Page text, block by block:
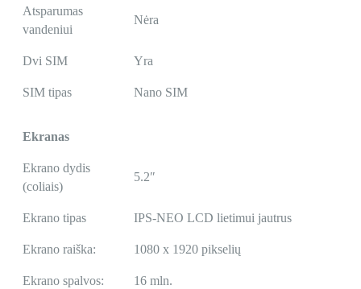
Atsparumas
vandeniui
Nėra
Dvi SIM Yra
SIM tipas Nano SIM
Ekranas
Ekrano dydis
(coliais)
5.2″
Ekrano tipas IPS-NEO LCD lietimui jautrus
Ekrano raiška: 1080 x 1920 pikselių
Ekrano spalvos: 16 mln.